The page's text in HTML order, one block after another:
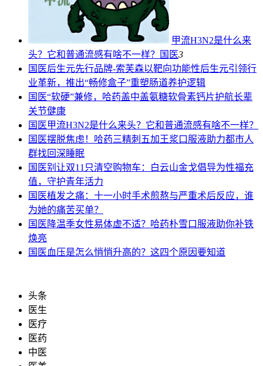
甲流H3N2是什么来
头？它和普通流感有啥不一样？
国医3
国医后生元先行品牌-索芙森以靶向功能性后生元引领行
业革新，推出“畅修盒子”重塑肠道养护逻辑
国医“软硬”兼修，哈药盖中盖氨糖软骨素钙片护航长辈
关节健康
国医甲流H3N2是什么来头？它和普通流感有啥不一样？
国医摆脱焦虑！哈药三精刺五加王浆口服液助力都市人
群找回深睡眠
国医别让双11只清空购物车：白云山金戈倡导为性福充
值，守护青年活力
国医植发之痛：十一小时手术煎熬与严重术后反应，谁
为她的痛苦买单？
国医 降温季女性易体虚不适？哈药朴雪口服液助你补铁
焕亮
国医血压是怎么悄悄升高的？这四个原因要知道
头条
医生
医疗
医药
中医